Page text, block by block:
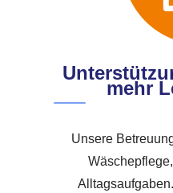
mehr
Unsere